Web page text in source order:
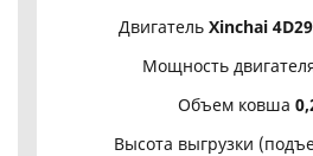
Двигатель Xinchai
Мощность
Объем ковша
Высота выгрузки